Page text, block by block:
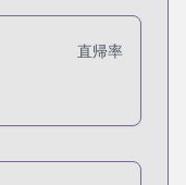
直帰率